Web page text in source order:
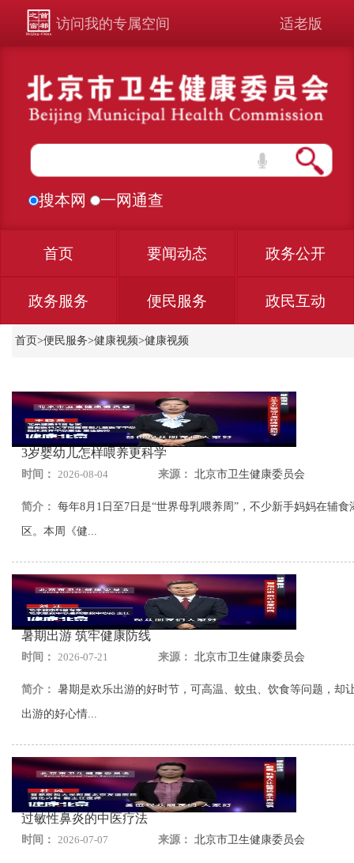
访问我的专属空间 适老版
搜本网 一网通查
首页 要闻动态 政务公开
政务服务 便民服务 政民互动
首页>便民服务>健康视频>健康视频
3岁婴幼儿怎样喂养更科学
时间： 2026-08-04 来源： 北京市卫生健康委员会
简介： 每年8月1日至7日是“世界母乳喂养周”，不少新手妈妈在辅
区。本周《健...
暑期出游 筑牢健康防线
时间： 2026-07-21 来源： 北京市卫生健康委员会
简介： 暑期是欢乐出游的好时节，可高温、蚊虫、饮食等问题，却
出游的好心情...
过敏性鼻炎的中医疗法
时间： 2026-07-07 来源： 北京市卫生健康委员会